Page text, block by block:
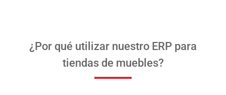
¿Por qué utilizar nuestro ERP para
tiendas de muebles?